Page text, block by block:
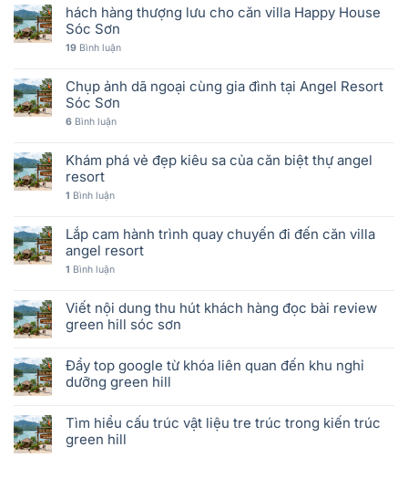
hách hàng thượng lưu cho căn villa Happy House
Sóc Sơn
19 Bình luận
Chụp ảnh dã ngoại cùng gia đình tại Angel Resort
Sóc Sơn
6 Bình luận
Khám phá vẻ đẹp kiêu sa của căn biệt thự angel
resort
1 Bình luận
Lắp cam hành trình quay chuyến đi đến căn villa
angel resort
1 Bình luận
Viết nội dung thu hút khách hàng đọc bài review
green hill sóc sơn
Đẩy top google từ khóa liên quan đến khu nghỉ
dưỡng green hill
Tìm hiểu cấu trúc vật liệu tre trúc trong kiến trúc
green hill